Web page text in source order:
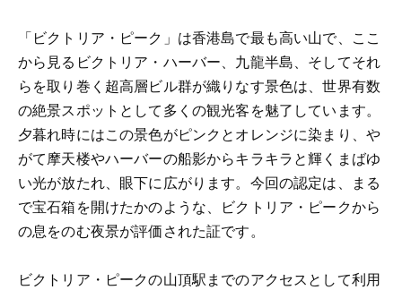
「ビクトリア・ピーク」は香港島で最も高い山で、ここ
から見るビクトリア・ハーバー、九龍半島、そしてそれ
らを取り巻く超高層ビル群が織りなす景色は、世界有数
の絶景スポットとして多くの観光客を魅了しています。
夕暮れ時にはこの景色がピンクとオレンジに染まり、や
がて摩天楼やハーバーの船影からキラキラと輝くまばゆ
い光が放たれ、眼下に広がります。今回の認定は、まる
で宝石箱を開けたかのような、ビクトリア・ピークから
の息をのむ夜景が評価された証です。
ビクトリア・ピークの山頂駅までのアクセスとして利用